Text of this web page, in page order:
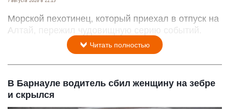
Морской пехотинец, который приехал в отпуск на
Алтай, пережил чудовищную серию событий.
Читать полностью
В Барнауле водитель сбил женщину на зебре
и скрылся